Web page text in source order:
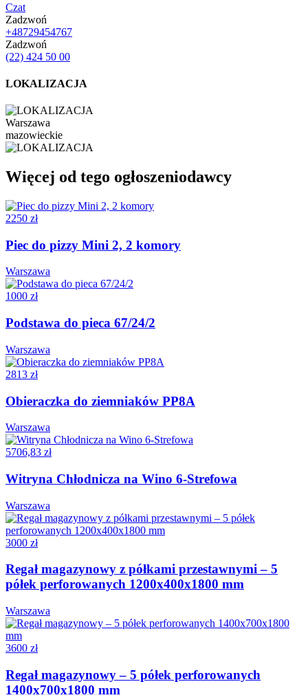
Czat
Zadzwoń
+48729454767
Zadzwoń
(22) 424 50 00
LOKALIZACJA
Warszawa
mazowieckie
Więcej od tego ogłoszeniodawcy
2250 zł
Piec do pizzy Mini 2, 2 komory
Warszawa
1000 zł
Podstawa do pieca 67/24/2
Warszawa
2813 zł
Obieraczka do ziemniaków PP8A
Warszawa
5706,83 zł
Witryna Chłodnicza na Wino 6-Strefowa
Warszawa
3000 zł
Regał magazynowy z półkami przestawnymi – 5
półek perforowanych 1200x400x1800 mm
Warszawa
3600 zł
Regał magazynowy – 5 półek perforowanych
1400x700x1800 mm